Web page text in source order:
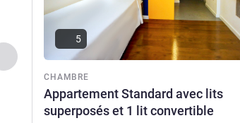
Précédent - Chambre
CHAMBRE
Appartement Standard avec lits
superposés et 1 lit convertible
5